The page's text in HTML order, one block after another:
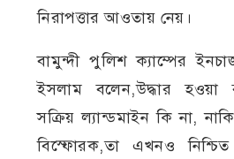
নিরাপত্তার আওতায় নেয়।
বামুন্দী পুলিশ ক্যাম্পের
ইসলাম বলেন,উদ্ধার হওয়া
সক্রিয় ল্যান্ডমাইন কি না,
বিস্ফোরক,তা এখনও